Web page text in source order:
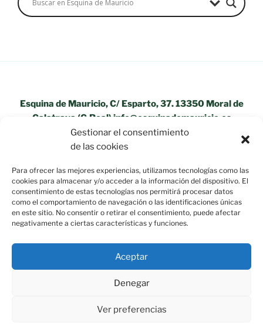
Gestionar el consentimiento
de las cookies
Para ofrecer las mejores experiencias, utilizamos tecnologías como las
cookies para almacenar y/o acceder a la información del dispositivo. El
consentimiento de estas tecnologías nos permitirá procesar datos
como el comportamiento de navegación o las identificaciones únicas
en este sitio. No consentir o retirar el consentimiento, puede afectar
negativamente a ciertas características y funciones.
Aceptar
Denegar
Ver preferencias
Esquina de Mauricio, C/ Esparto, 37. 13350 Moral de
Calatrava (C.Real) info@esquinademauricio.es
«Aviso Legal»